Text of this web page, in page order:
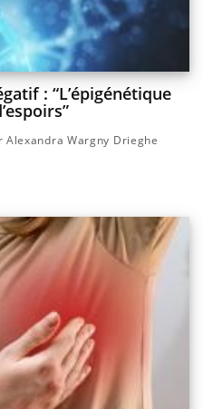
: “L’épigénétique
Alexandra Wargny Drieghe